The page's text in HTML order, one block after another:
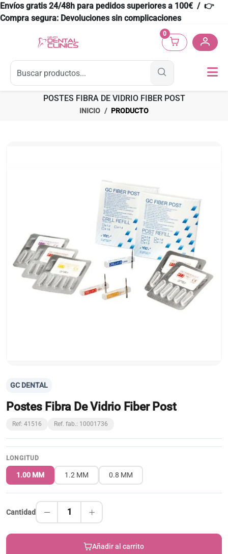
Envíos gratis 24/48h para pedidos superiores a 100€ / 👉
Compra segura: Devoluciones sin complicaciones
0
POSTES FIBRA DE VIDRIO FIBER POST
INICIO PRODUCTO
GC DENTAL
Postes Fibra De Vidrio Fiber Post
Ref: 41516 Ref. fab.: 10001736
LONGITUD
1.00 MM 1.2 MM 0.8 MM
Cantidad 1
Añadir al carrito